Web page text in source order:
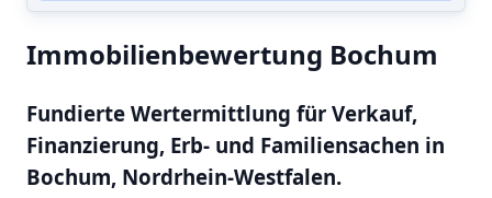
Immobilienbewertung Bochum
Fundierte Wertermittlung für Verkauf,
Finanzierung, Erb- und Familiensachen in
Bochum, Nordrhein-Westfalen.